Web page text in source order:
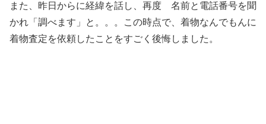
また、昨日からに経緯を話し、再度 名前と電話番号を聞
かれ「調べます」と。。。この時点で、着物なんでもんに
着物査定を依頼したことをすごく後悔しました。